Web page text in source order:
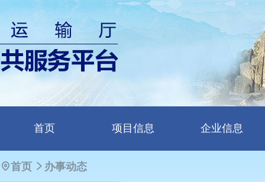
首页 项目信息 企业信息
首页 办事动态